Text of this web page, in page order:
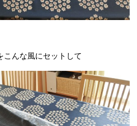
こんな風にセットして